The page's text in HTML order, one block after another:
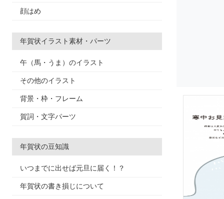
顔はめ
年賀状イラスト素材・パーツ
午（馬・うま）のイラスト
その他のイラスト
背景・枠・フレーム
賀詞・文字パーツ
年賀状の豆知識
いつまでに出せば元旦に届く！？
年賀状の書き損じについて